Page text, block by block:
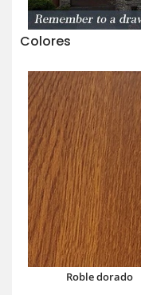
Colores
Roble dorado